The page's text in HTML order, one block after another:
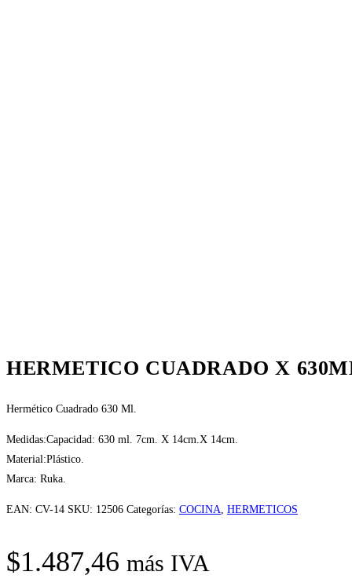
HERMETICO CUADRADO X
Hermético Cuadrado 630 Ml.
Medidas:Capacidad: 630 ml. 7cm. X 14cm.X 14cm.
Material:Plástico.
Marca: Ruka.
EAN: CV-14 SKU: 12506 Categorías: COCINA, HERMETICOS
$1.487,46 más IVA